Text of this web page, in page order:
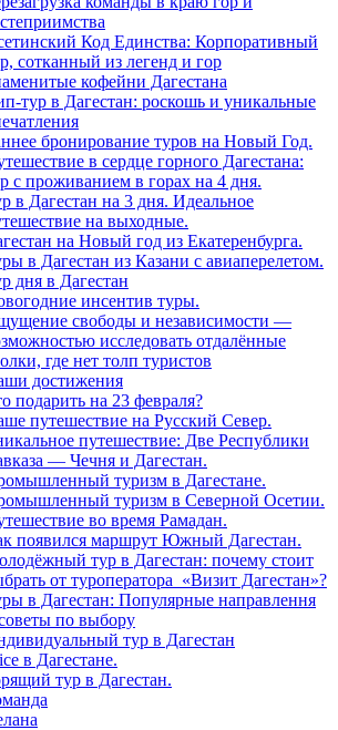
Код Единства: Корпоративный
сотканный из легенд и гор
кофейни Дагестана
тур в Дагестан: роскошь и уникальные
бронирование туров на Новый Год.
в сердце горного Дагестана:
с проживанием в горах на 4 дня.
в Дагестан на 3 дня. Идеальное
на выходные.
на Новый год из Екатеренбурга.
в Дагестан из Казани с авиаперелетом.
дня в Дагестан
инсентив туры.
свободы и независимости —
исследовать отдалённые
где нет толп туристов
достижения
подарить на 23 февраля?
путешествие на Русский Север.
путешествие: Две Республики
— Чечня и Дагестан.
туризм в Дагестане.
туризм в Северной Осетии.
во время Рамадан.
появился маршрут Южный Дагестан.
тур в Дагестан: почему стоит
от туроператора «Визит Дагестан»?
в Дагестан: Популярные направлення
по выбору
тур в Дагестан
в Дагестане.
тур в Дагестан.